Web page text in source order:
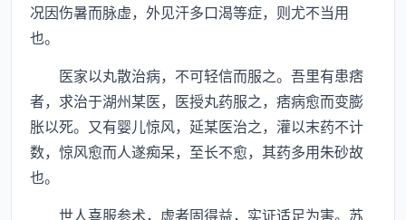
况因伤暑而脉虚，外见汗多口渴等症，则尤不当用
也。
医家以丸散治病，不可轻信而服之。吾里有患痞
者，求治于湖州某医，医授丸药服之，痞病愈而变膨
胀以死。又有婴儿惊风，延某医治之，灌以末药不计
数，惊风愈而人遂痴呆，至长不愈，其药多用朱砂故
也。
世人喜服参术，虚者固得益，实证适足为害。苏